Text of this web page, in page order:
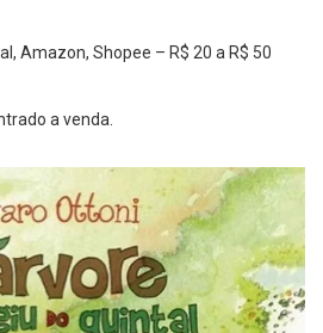
Amazon, Shopee – R$ 20 a R$ 50
a venda.